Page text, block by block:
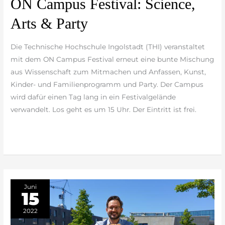
ON Campus Festival: Science,
Arts & Party
Die Technische Hochschule Ingolstadt (THI) veranstaltet
mit dem ON Campus Festival erneut eine bunte Mischung
aus Wissenschaft zum Mitmachen und Anfassen, Kunst,
Kinder- und Familienprogramm und Party. Der Campus
wird dafür einen Tag lang in ein Festivalgelände
verwandelt. Los geht es um 15 Uhr. Der Eintritt ist frei.
Festival:
Arts
&
Party
Juni
15
2022